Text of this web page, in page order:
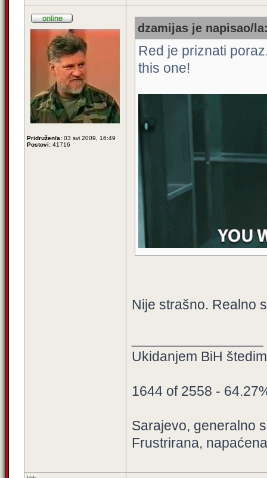
Pridružen/a: 03 svi 2009, 16:49
Postovi: 41716
dzamijas je napisao/
Red je priznati
this one!
Nije strašno. Realno
Ukidanjem BiH
1644 of 2558 -
Sarajevo, generalno
Frustrirana,